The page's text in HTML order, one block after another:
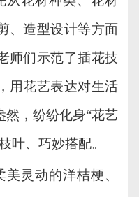
、造型设计等方面
师们示范了插花技
用花艺表达对生活
然，纷纷化身“花艺
叶、巧妙搭配。
灵动的洋桔梗、